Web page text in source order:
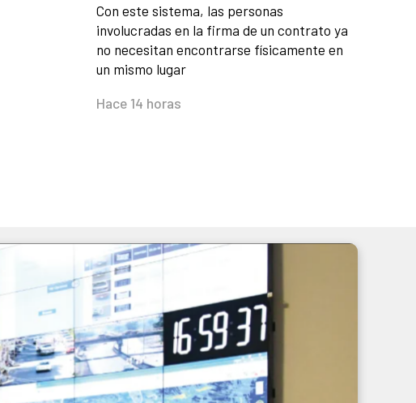
Con este sistema, las personas
involucradas en la firma de un contrato ya
no necesitan encontrarse físicamente en
un mismo lugar
Hace 14 horas